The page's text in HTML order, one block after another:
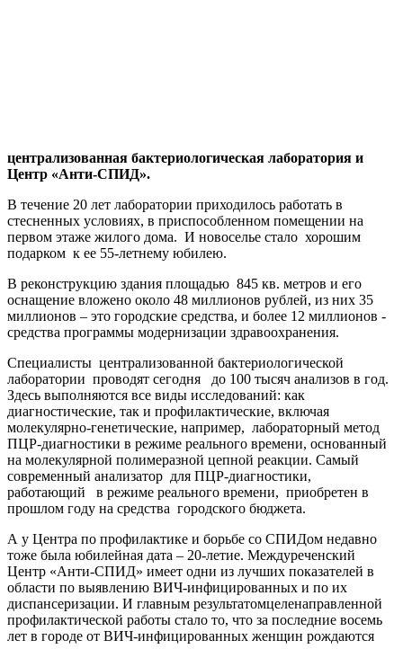
централизованная бактериологическая лаборатория и
Центр «Анти-СПИД».
В течение 20 лет лаборатории приходилось работать в
стесненных условиях, в приспособленном помещении на
первом этаже жилого дома. И новоселье стало хорошим
подарком к ее 55-летнему юбилею.
В реконструкцию здания площадью 845 кв. метров и его
оснащение вложено около 48 миллионов рублей, из них 35
миллионов – это городские средства, и более 12 миллионов -
средства программы модернизации здравоохранения.
Специалисты централизованной бактериологической
лаборатории проводят сегодня
до 100 тысяч анализов в год.
Здесь выполняются все виды исследований: как
диагностические, так и профилактические, включая
молекулярно-генетические, например, лабораторный метод
ПЦР-диагностики в режиме реального времени, основанный
на молекулярной полимеразной цепной реакции. Самый
современный анализатор для ПЦР-диагностики,
работающий
в режиме реального времени, приобретен в
прошлом году на средства городского бюджета.
А у Центра по профилактике и борьбе со СПИДом недавно
тоже была юбилейная дата – 20-летие. Междуреченский
Центр «Анти-СПИД» имеет одни из лучших показателей в
области по выявлению ВИЧ-инфицированных и по их
диспансеризации. И главным результатомцеленаправленной
профилактической работы стало то, что за последние восемь
лет в городе от ВИЧ-инфицированных женщин рождаются